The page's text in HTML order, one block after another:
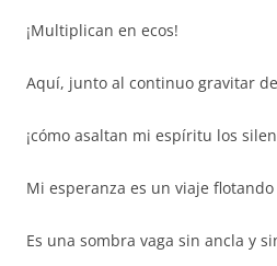
¡Multiplican en ecos!
Aquí, junto al continuo gravitar
¡cómo asaltan mi espíritu los
Mi esperanza es un viaje
Es una sombra vaga sin ancla y